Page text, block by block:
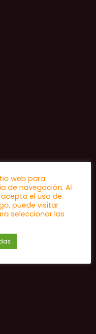
web para
de navegación. Al
el uso de
puede visitar
seleccionar las